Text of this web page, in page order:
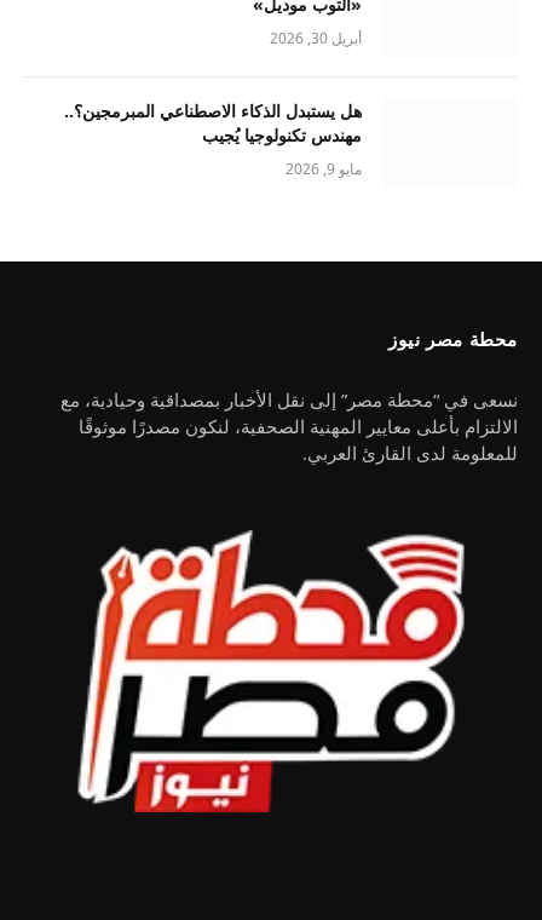
أبريل 30, 2026
هل يستبدل الذكاء الاصطناعي المبرمجين؟..
مهندس تكنولوجيا يُجيب
مايو 9, 2026
محطة مصر نيوز
نسعى في “محطة مصر” إلى نقل الأخبار بمصداقية وحيادية، مع
الالتزام بأعلى معايير المهنية الصحفية، لنكون مصدرًا موثوقًا
للمعلومة لدى القارئ العربي.